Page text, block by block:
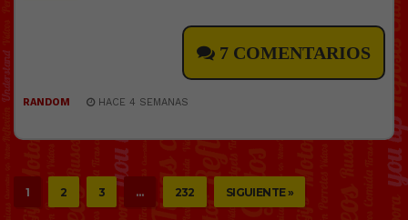
7 COMENTARIOS
RANDOM HACE 4 SEMANAS
1 2 3 … 232 SIGUIENTE »